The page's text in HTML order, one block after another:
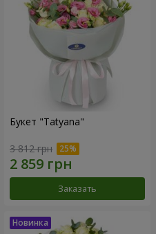
Букет "Tatyana"
3 812 грн
Заказать